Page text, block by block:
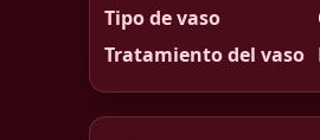
Tipo de vaso
Tratamiento del vaso